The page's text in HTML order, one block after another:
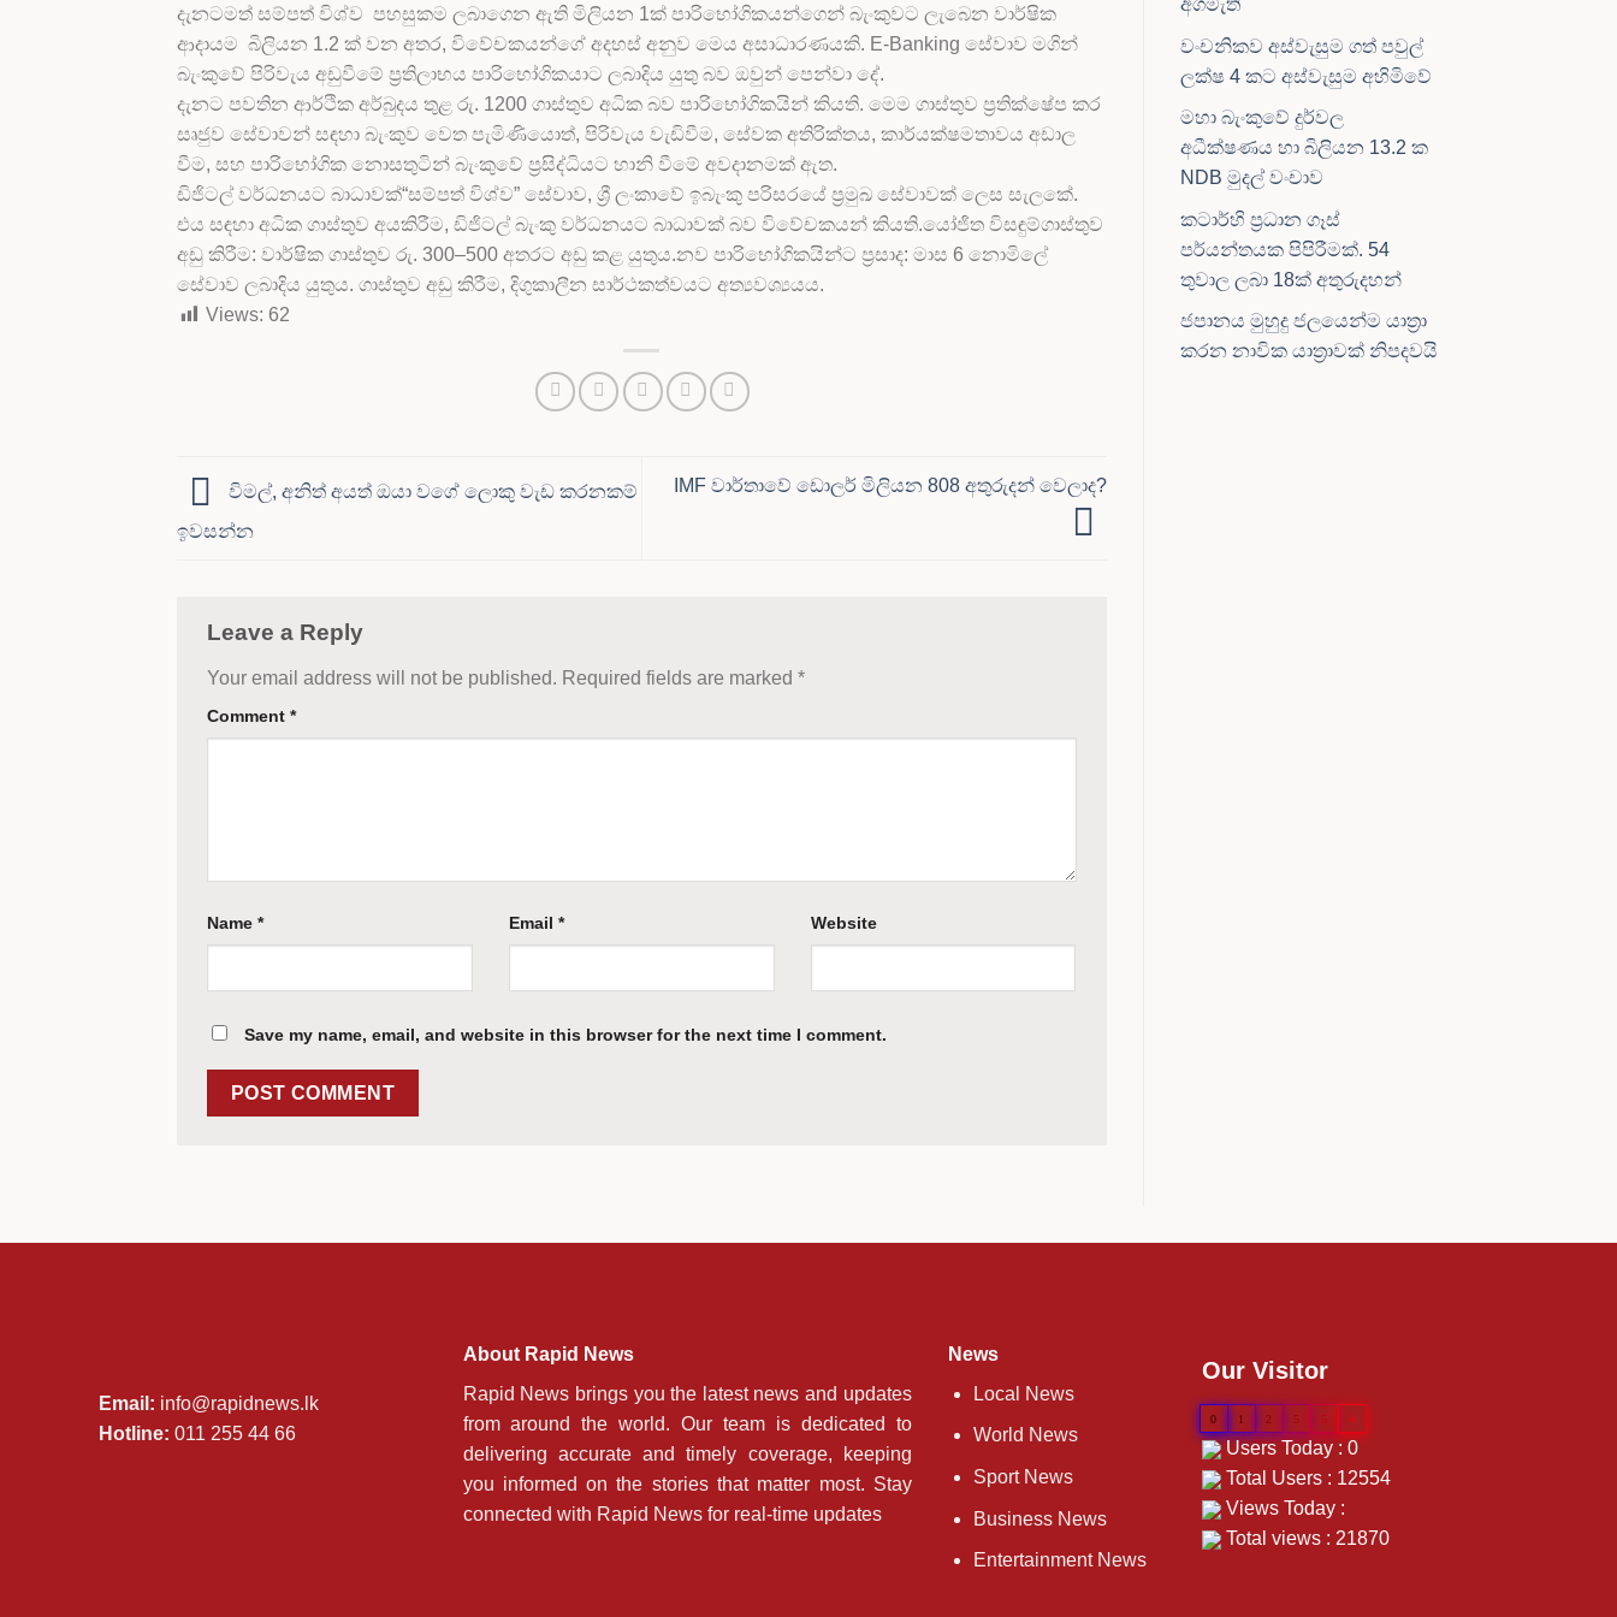
දැනටමත් සම්පත් විශ්ව පහසුකම ලබාගෙන ඇති මිලියන 1ක් පාරිභෝගිකයන්ගෙන් බැංකුවට ලැබෙන වාර්ෂික
ආදායම බිලියන 1.2 ක් වන අතර, විවේචකයන්ගේ අදහස් අනුව මෙය අසාධාරණයකි. E-Banking සේවාව මගින්
බැංකුවේ පිරිවැය අඩුවීමේ ප්‍රතිලාභය පාරිභෝගිකයාට ලබාදිය යුතු බව ඔවුන් පෙන්වා දේ.
දැනට පවතින ආර්ථික අර්බුදය තුළ රු. 1200 ගාස්තුව අධික බව පාරිභෝගිකයින් කියති. මෙම ගාස්තුව ප්‍රතික්ෂේප කර
සෘජුව සේවාවන් සඳහා බැංකුව වෙත පැමිණියොත්, පිරිවැය වැඩිවීම, සේවක අතිරික්තය, කාර්යක්ෂමතාවය අඩාල
වීම, සහ පාරිභෝගික නොසතුටින් බැංකුවේ ප්‍රසිද්ධියට හානි වීමේ අවදානමක් ඇත.
ඩිජිටල් වර්ධනයට බාධාවක්“සම්පත් විශ්ව” සේවාව, ශ්‍රී ලංකාවේ ඉබැංකු පරිසරයේ ප්‍රමුඛ සේවාවක් ලෙස සැලකේ.
එය සඳහා අධික ගාස්තුව අයකිරීම, ඩිජිටල් බැංකු වර්ධනයට බාධාවක් බව විවේචකයන් කියති.යෝජිත විසඳුම්ගාස්තුව
අඩු කිරීම: වාර්ෂික ගාස්තුව රු. 300–500 අතරට අඩු කළ යුතුය.නව පාරිභෝගිකයින්ට ප්‍රසාද: මාස 6 නොමිලේ
සේවාව ලබාදිය යුතුය. ගාස්තුව අඩු කිරීම, දිගුකාලීන සාර්ථකත්වයට අත්‍යවශ්‍යයය.
Views: 62
විමල්, අනිත් අයත් ඔයා වගේ ලොකු වැඩ කරනකම්
ඉවසන්න
IMF වාර්තාවේ ඩොලර් මිලියන 808 අතුරුදන් වෙලාද?
Leave a Reply
Your email address will not be published. Required fields are marked *
Comment *
Name * Email * Website
Save my name, email, and website in this browser for the next time I comment.
අගමැති
වංචනිකව අස්වැසුම ගත් පවුල්
ලක්ෂ 4 කට අස්වැසුම අහිමිවේ
මහා බැංකුවේ දුර්වල
අධීක්ෂණය හා බිලියන 13.2 ක
NDB මුදල් වංචාව
කටාර්හි ප්‍රධාන ගෑස්
පර්යන්තයක පිපිරීමක්. 54
තුවාල ලබා 18ක් අතුරුදහන්
ජපානය මුහුදු ජලයෙන්ම යාත්‍රා
කරන නාවික යාත්‍රාවක් නිපදවයි
Email: info@rapidnews.lk
Hotline: 011 255 44 66
About Rapid News
Rapid News brings you the latest news and updates
from around the world. Our team is dedicated to
delivering accurate and timely coverage, keeping
you informed on the stories that matter most. Stay
connected with Rapid News for real-time updates
News
Local News
World News
Sport News
Business News
Entertainment News
Our Visitor
0 1 2 5 5 4
Users Today : 0
Total Users : 12554
Views Today :
Total views : 21870